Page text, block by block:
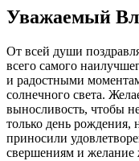
Уважаемый
От всей души
всего самого
и радостными
солнечного света.
выносливость, чтобы
только день
приносили
свершениям и желание